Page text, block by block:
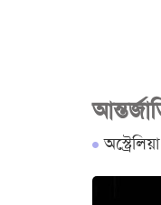
অস্ট্রেলিয়া